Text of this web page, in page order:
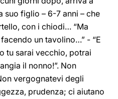
figlio – 6-7 anni – che
con i chiodi… “Ma
un tavolino…” - “E
tu sarai vecchio, potrai
il nonno!”. Non
vergognatevi degli
prudenza; ci aiutano